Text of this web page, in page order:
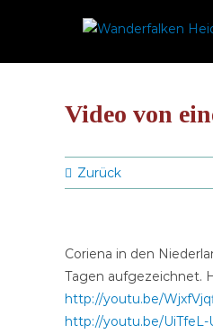
Video von
Zurück
Coriena in den
Tagen aufgezeichnet.
http://youtu.be/
http://youtu.be/UiTfeL-